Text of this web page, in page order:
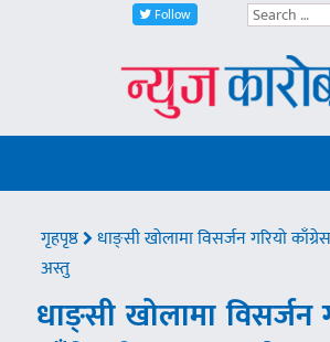
Follow
गृहपृष्ठ
धाङ्सी खोलामा विसर्जन गरियो
अस्तु
धाङ्सी खोलामा विसर्जन